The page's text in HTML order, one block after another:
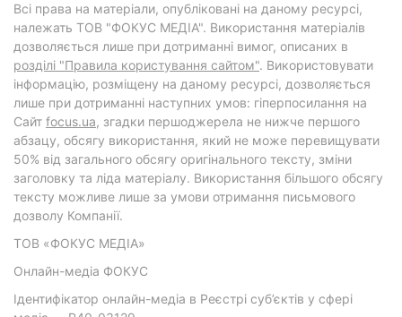
Всі права на матеріали, опубліковані на даному ресурсі,
належать ТОВ "ФОКУС МЕДІА". Використання матеріалів
дозволяється лише при дотриманні вимог, описаних в
розділі "Правила користування сайтом". Використовувати
інформацію, розміщену на даному ресурсі, дозволяється
лише при дотриманні наступних умов: гіперпосилання на
Cайт focus.ua, згадки першоджерела не нижче першого
абзацу, обсягу використання, який не може перевищувати
50% від загального обсягу оригінального тексту, зміни
заголовку та ліда матеріалу. Використання більшого обсягу
тексту можливе лише за умови отримання письмового
дозволу Компанії.
ТОВ «ФОКУС МЕДІА»
Онлайн-медіа ФОКУС
Ідентифікатор онлайн-медіа в Реєстрі суб’єктів у сфері